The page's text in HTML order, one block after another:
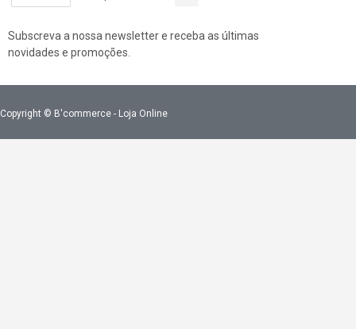
Subscreva a nossa newsletter e receba as últimas
novidades e promoções.
Copyright © B'commerce - Loja Online